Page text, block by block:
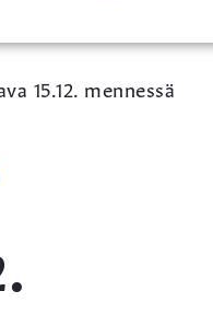
ALAVALIKKO
15.12. mennessä